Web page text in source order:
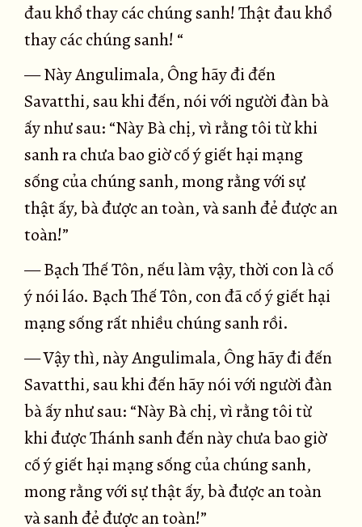
đau khổ thay các chúng sanh! Thật đau khổ
thay các chúng sanh! “
— Này Angulimala, Ông hãy đi đến
Savatthi, sau khi đến, nói với người đàn bà
ấy như sau: “Này Bà chị, vì rằng tôi từ khi
sanh ra chưa bao giờ cố ý giết hại mạng
sống của chúng sanh, mong rằng với sự
thật ấy, bà được an toàn, và sanh đẻ được an
toàn!”
— Bạch Thế Tôn, nếu làm vậy, thời con là cố
ý nói láo. Bạch Thế Tôn, con đã cố ý giết hại
mạng sống rất nhiều chúng sanh rồi.
— Vậy thì, này Angulimala, Ông hãy đi đến
Savatthi, sau khi đến hãy nói với người đàn
bà ấy như sau: “Này Bà chị, vì rằng tôi từ
khi được Thánh sanh đến này chưa bao giờ
cố ý giết hại mạng sống của chúng sanh,
mong rằng với sự thật ấy, bà được an toàn
và sanh đẻ được an toàn!”